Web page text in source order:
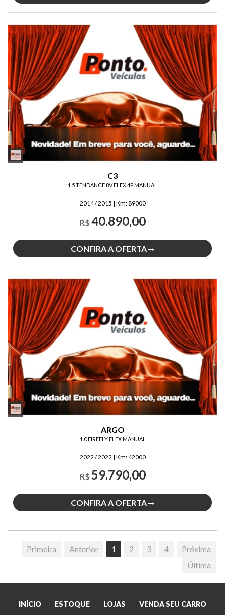
C3
1.5 TENDANCE 8V FLEX 4P MANUAL
2014 / 2015 | Km:89000
R$ 40.890,00
CONFIRA A OFERTA
ARGO
1.0 FIREFLY FLEX MANUAL
2022 / 2022 | Km:42000
R$ 59.790,00
CONFIRA A OFERTA
Primeira Anterior 1 2 3 4
Próxima
Última
INÍCIO ESTOQUE LOJAS VENDA SEU CARRO